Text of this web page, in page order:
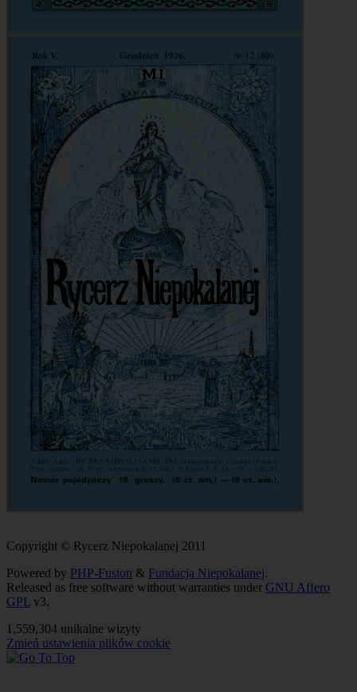
Copyright © Rycerz Niepokalanej 2011
Powered by PHP-Fusion & Fundacja Niepokalanej.
Released as free software without warranties under GNU Affero
GPL v3.
1,559,304 unikalne wizyty
Zmień ustawienia plików cookie